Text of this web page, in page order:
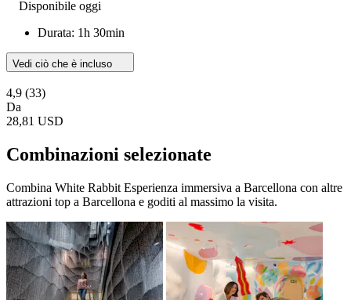
Disponibile oggi
Durata: 1h 30min
Vedi ciò che è incluso
4,9 (33)
Da
28,81 USD
Combinazioni selezionate
Combina White Rabbit Esperienza immersiva a Barcellona con altre
attrazioni top a Barcellona e goditi al massimo la visita.